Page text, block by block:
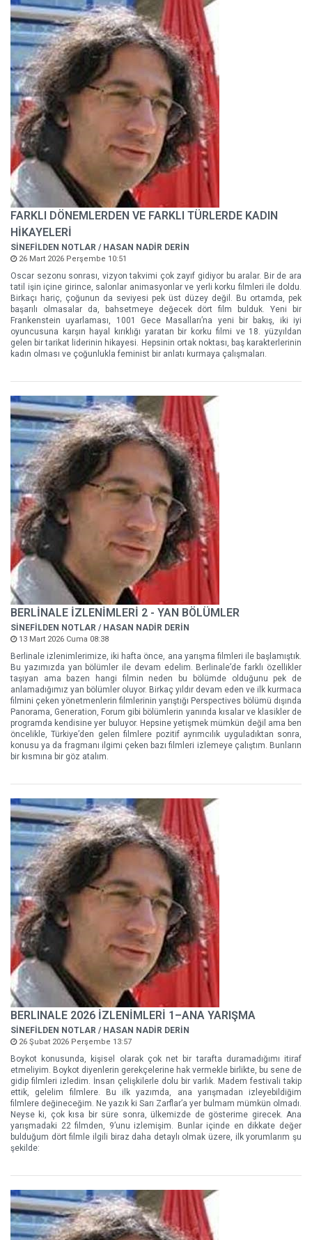
FARKLI DÖNEMLERDEN VE FARKLI TÜRLERDE KADIN
HİKAYELERİ
SİNEFİLDEN NOTLAR / HASAN NADİR DERİN
26 Mart 2026 Perşembe 10:51
Oscar sezonu sonrası, vizyon takvimi çok zayıf gidiyor bu aralar. Bir de ara
tatil işin içine girince, salonlar animasyonlar ve yerli korku filmleri ile doldu.
Birkaçı hariç, çoğunun da seviyesi pek üst düzey değil. Bu ortamda, pek
başarılı olmasalar da, bahsetmeye değecek dört film bulduk. Yeni bir
Frankenstein uyarlaması, 1001 Gece Masalları’na yeni bir bakış, iki iyi
oyuncusuna karşın hayal kırıklığı yaratan bir korku filmi ve 18. yüzyıldan
gelen bir tarikat liderinin hikayesi. Hepsinin ortak noktası, baş karakterlerinin
kadın olması ve çoğunlukla feminist bir anlatı kurmaya çalışmaları.
BERLİNALE İZLENİMLERİ 2 - YAN BÖLÜMLER
SİNEFİLDEN NOTLAR / HASAN NADİR DERİN
13 Mart 2026 Cuma 08:38
Berlinale izlenimlerimize, iki hafta önce, ana yarışma filmleri ile başlamıştık.
Bu yazımızda yan bölümler ile devam edelim. Berlinale’de farklı özellikler
taşıyan ama bazen hangi filmin neden bu bölümde olduğunu pek de
anlamadığımız yan bölümler oluyor. Birkaç yıldır devam eden ve ilk kurmaca
filmini çeken yönetmenlerin filmlerinin yarıştığı Perspectives bölümü dışında
Panorama, Generation, Forum gibi bölümlerin yanında kısalar ve klasikler de
programda kendisine yer buluyor. Hepsine yetişmek mümkün değil ama ben
öncelikle, Türkiye’den gelen filmlere pozitif ayrımcılık uyguladıktan sonra,
konusu ya da fragmanı ilgimi çeken bazı filmleri izlemeye çalıştım. Bunların
bir kısmına bir göz atalım.
BERLINALE 2026 İZLENİMLERİ 1–ANA YARIŞMA
SİNEFİLDEN NOTLAR / HASAN NADİR DERİN
26 Şubat 2026 Perşembe 13:57
Boykot konusunda, kişisel olarak çok net bir tarafta duramadığımı itiraf
etmeliyim. Boykot diyenlerin gerekçelerine hak vermekle birlikte, bu sene de
gidip filmleri izledim. İnsan çelişkilerle dolu bir varlık. Madem festivali takip
ettik, gelelim filmlere. Bu ilk yazımda, ana yarışmadan izleyebildiğim
filmlere değineceğim. Ne yazık ki Sarı Zarflar’a yer bulmam mümkün olmadı.
Neyse ki, çok kısa bir süre sonra, ülkemizde de gösterime girecek. Ana
yarışmadaki 22 filmden, 9’unu izlemişim. Bunlar içinde en dikkate değer
bulduğum dört filmle ilgili biraz daha detaylı olmak üzere, ilk yorumlarım şu
şekilde: